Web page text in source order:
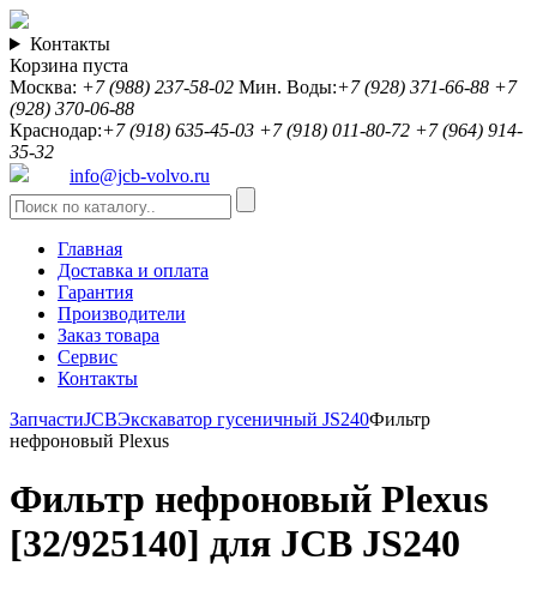
Контакты
Корзина пуста
Москва: +7 (988) 237-58-02 Мин. Воды:+7 (928) 371-66-88 +7
(928) 370-06-88
Краснодар:+7 (918) 635-45-03 +7 (918) 011-80-72 +7 (964) 914-
35-32
info@jcb-volvo.ru
Главная
Доставка и оплата
Гарантия
Производители
Заказ товара
Сервис
Контакты
ЗапчастиJCBЭкскаватор гусеничный JS240Фильтр
нефроновый Plexus
Фильтр нефроновый Plexus
[32/925140] для JCB JS240